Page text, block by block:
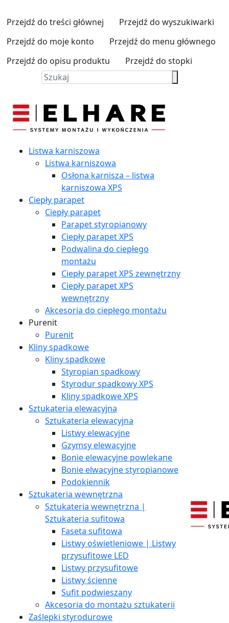
Przejdź do treści głównej
Przejdź do wyszukiwarki
Przejdź do moje konto
Przejdź do menu głównego
Przejdź do opisu produktu
Przejdź do stopki
Listwa karniszowa
Listwa karniszowa
Osłona karnisza – listwa
karniszowa XPS
Ciepły parapet
Ciepły parapet
Parapet styropianowy
Ciepły parapet XPS
Podwalina do ciepłego
montażu
Ciepły parapet XPS zewnętrzny
Ciepły parapet XPS
wewnętrzny
Akcesoria do ciepłego montażu
Purenit
Purenit
Kliny spadkowe
Kliny spadkowe
Styropian spadkowy
Styrodur spadkowy XPS
Kliny spadkowe XPS
Sztukateria elewacyjna
Sztukateria elewacyjna
Listwy elewacyjne
Gzymsy elewacyjne
Bonie elewacyjne powlekane
Bonie elwacyjne styropianowe
Podokiennik
Sztukateria wewnętrzna
Sztukateria wewnętrzna |
Sztukateria sufitowa
Faseta sufitowa
Listwy oświetleniowe | Listwy
przysufitowe LED
Listwy przysufitowe
Listwy ścienne
Sufit podwieszany
Akcesoria do montażu sztukaterii
Zaślepki styrodurowe